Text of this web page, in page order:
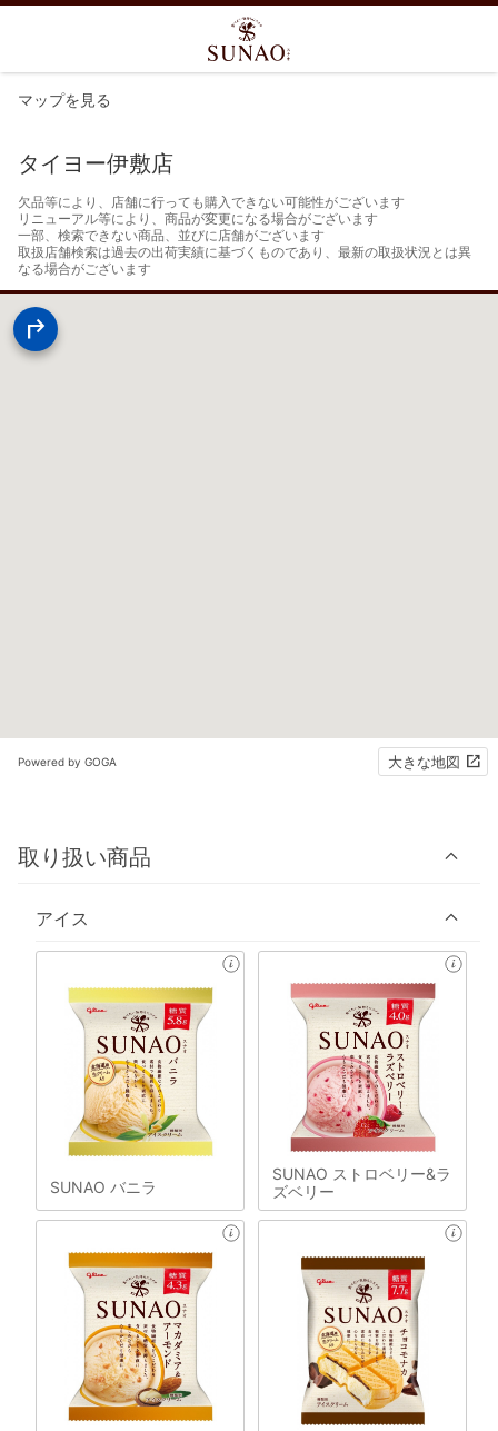
マップを見る
タイヨー伊敷店
欠品等により、店舗に行っても購入できない可能性がございます
リニューアル等により、商品が変更になる場合がございます
一部、検索できない商品、並びに店舗がございます
取扱店舗検索は過去の出荷実績に基づくものであり、最新の取扱状況とは異
なる場合がございます
Powered by GOGA 大きな地図
取り扱い商品
アイス
SUNAO バニラ
SUNAO ストロベリー&ラ
ズベリー